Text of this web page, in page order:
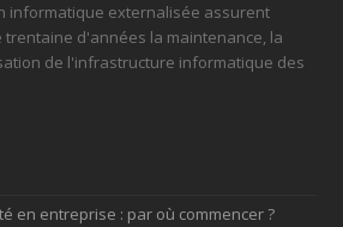
informatique externalisée assurent
d'années la maintenance, la
de l'infrastructure informatique des
en entreprise : par où commencer ?